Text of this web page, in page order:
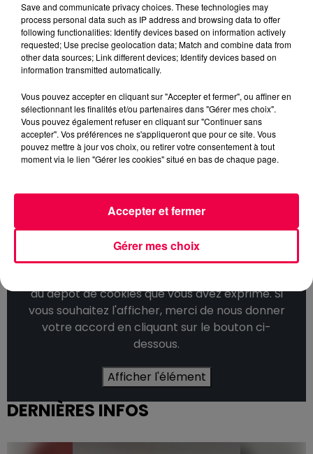
plus de trente ans, que personne ne pourra lui enlever
selon ses propres mots.
UN AVENIR AILLEURS, UN ŒIL
TOUJOURS SUR NANCY
Sur son avenir, Correa s'est montré déterminé : « J'irai
ailleurs, certainement. J'ai l'envie. Et j'ai l'énergie. » Mais
il promet de ne jamais tourner le dos à Nancy : « À
partir de la saison prochaine, je redeviendrai un
supporter inconditionnel de l'ASNL. » Et d'adresser un
supporters de l'ASNL, pas seulement toutes les
personnes qui faisaient partie du public ce samedi soir.
Ce maintien, ça doit être une étape pour le club. »
du dépôt de cookies que vous avez exprimé. Si
vous souhaitez l'afficher, merci de nous donner
votre accord en cliquant sur le bouton ci-
dessous.
Afficher l'élément
DERNIÈRES INFOS
Save and communicate privacy choices. These technologies may
process personal data such as IP address and browsing data to offer
following functionalities: Identify devices based on information actively
requested; Use precise geolocation data; Match and combine data from
other data sources; Link different devices; Identify devices based on
information transmitted automatically.
Vous pouvez accepter en cliquant sur "Accepter et fermer", ou affiner en
sélectionnant les finalités et/ou partenaires dans "Gérer mes choix".
Vous pouvez également refuser en cliquant sur "Continuer sans
accepter". Vos préférences ne s'appliqueront que pour ce site. Vous
pouvez mettre à jour vos choix, ou retirer votre consentement à tout
moment via le lien "Gérer les cookies" situé en bas de chaque page.
Gérer mes choix
Accepter et fermer